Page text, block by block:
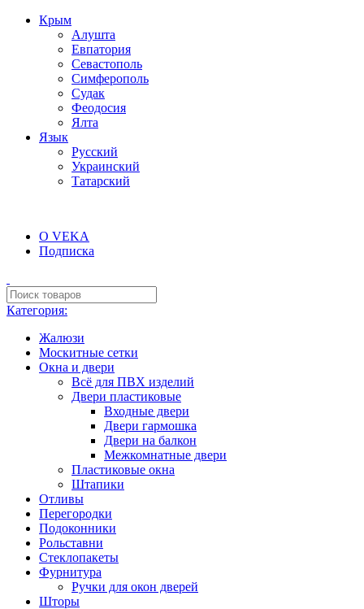
Крым
Алушта
Евпатория
Севастополь
Симферополь
Судак
Феодосия
Ялта
Язык
Русский
Украинский
Татарский
О VEKA
Подписка
Категория:
Жалюзи
Москитные сетки
Окна и двери
Всё для ПВХ изделий
Двери пластиковые
Входные двери
Двери гармошка
Двери на балкон
Межкомнатные двери
Пластиковые окна
Штапики
Отливы
Перегородки
Подоконники
Рольставни
Стеклопакеты
Фурнитура
Ручки для окон дверей
Шторы